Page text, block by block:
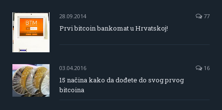
28.09.2014 77
Prvi bitcoin bankomat u Hrvatskoj!
03.04.2016 16
15 načina kako da dođete do svog prvog
bitcoina